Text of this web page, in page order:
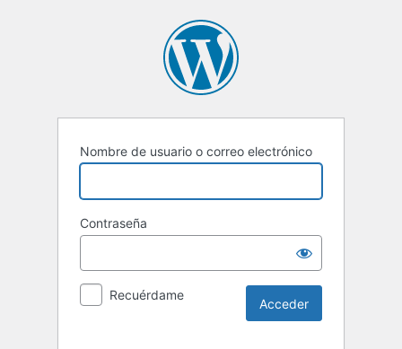
Nombre de usuario o correo electrónico
Contraseña
Recuérdame